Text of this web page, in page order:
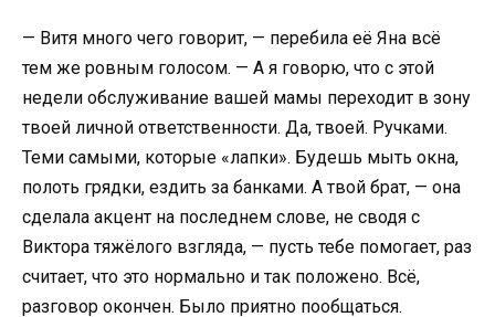
— Витя много чего говорит, — перебила её Яна всё
тем же ровным голосом. — А я говорю, что с этой
недели обслуживание вашей мамы переходит в зону
твоей личной ответственности. Да, твоей. Ручками.
Теми самыми, которые «лапки». Будешь мыть окна,
полоть грядки, ездить за банками. А твой брат, — она
сделала акцент на последнем слове, не сводя с
Виктора тяжёлого взгляда, — пусть тебе помогает, раз
считает, что это нормально и так положено. Всё,
разговор окончен. Было приятно пообщаться.